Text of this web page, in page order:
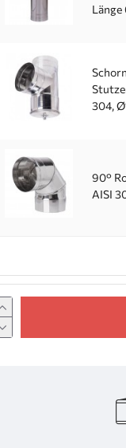
Länge
304,
90°
AISI